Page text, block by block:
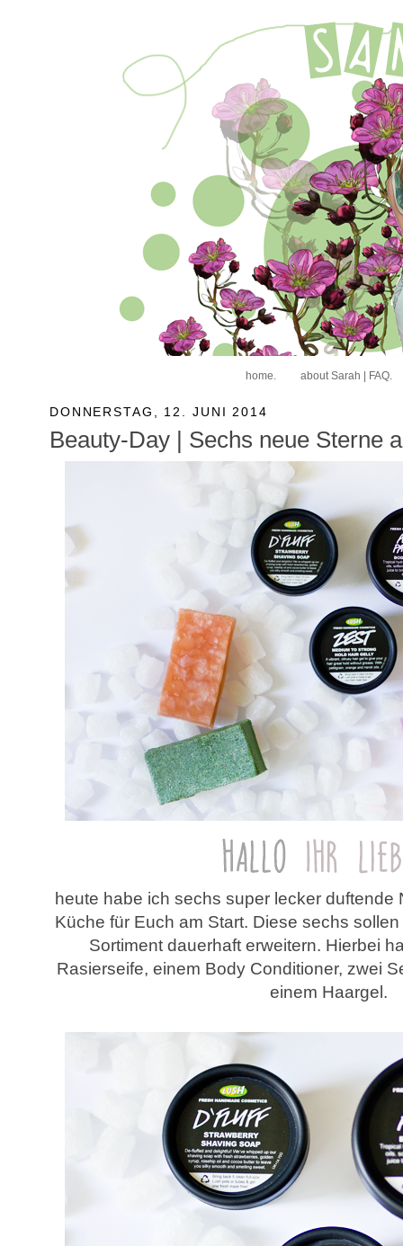
home. about Sarah | FAQ.
DONNERSTAG, 12. JUNI 2014
Beauty-Day | Sechs neue Sterne
heute habe ich sechs super lecker duftende
Küche für Euch am Start. Diese sechs
Sortiment dauerhaft erweitern. Hierbei
Rasierseife, einem Body Conditioner, zwei
einem Haargel.